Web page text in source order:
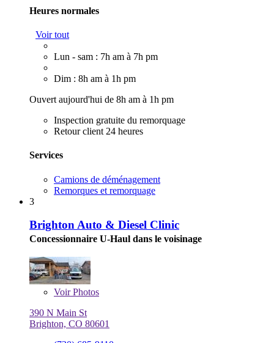
Heures normales
Voir tout
Lun - sam : 7h am à 7h pm
Dim : 8h am à 1h pm
Ouvert aujourd'hui de 8h am à 1h pm
Inspection gratuite du remorquage
Retour client 24 heures
Services
Camions de déménagement
Remorques et remorquage
3
Brighton Auto & Diesel Clinic
Concessionnaire U-Haul dans le voisinage
VoirPhotos
390 N Main St
Brighton, CO 80601